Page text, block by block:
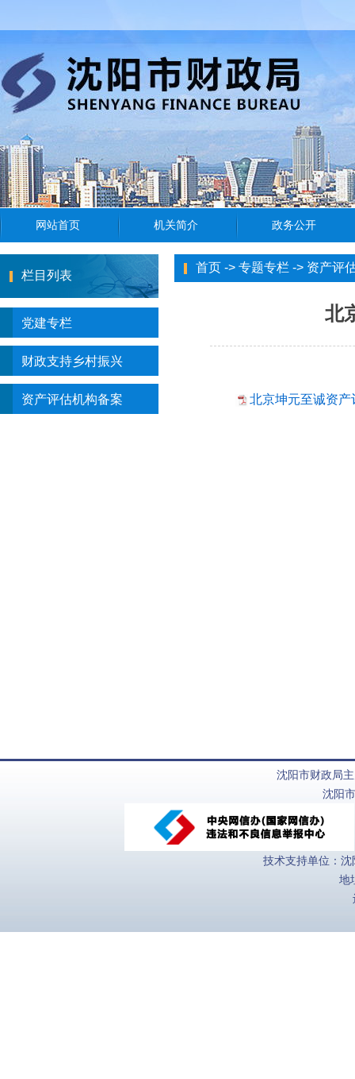
栏目列表
党建专栏
财政支持乡村振兴
资产评估机构备案
首页 -> 专题专栏 -> 资产评
北
北京坤元至诚资